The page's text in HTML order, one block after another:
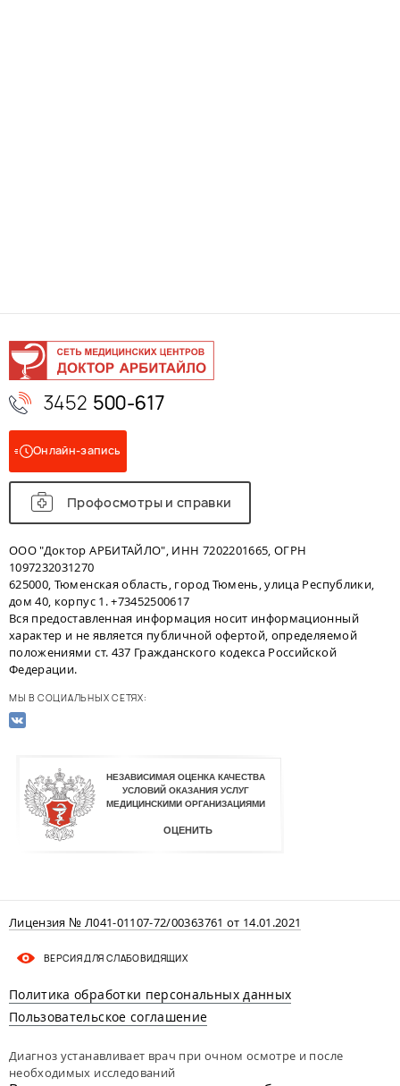
3452 500-617
Онлайн-запись
Профосмотры и справки
ООО "Доктор АРБИТАЙЛО", ИНН 7202201665, ОГРН
1097232031270
625000, Тюменская область, город Тюмень, улица Республики,
дом 40, корпус 1. +73452500617
Вся предоставленная информация носит информационный
характер и не является публичной офертой, определяемой
положениями ст. 437 Гражданского кодекса Российской
Федерации.
МЫ В СОЦИАЛЬНЫХ СЕТЯХ:
Лицензия № Л041-01107-72/00363761 от 14.01.2021
ВЕРСИЯ ДЛЯ СЛАБОВИДЯЩИХ
Политика обработки персональных данных
Пользовательское соглашение
Диагноз устанавливает врач при очном осмотре и после
необходимых исследований